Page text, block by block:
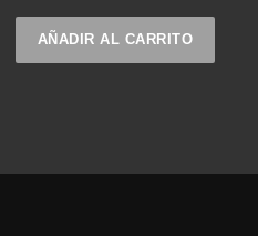
AÑADIR AL CARRITO